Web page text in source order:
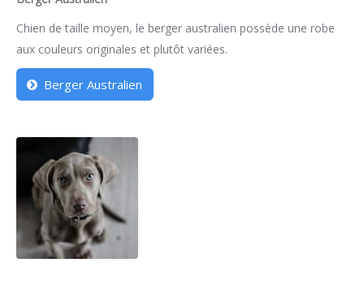
Chien de taille moyen, le berger australien possède une robe
aux couleurs originales et plutôt variées.
Berger Australien